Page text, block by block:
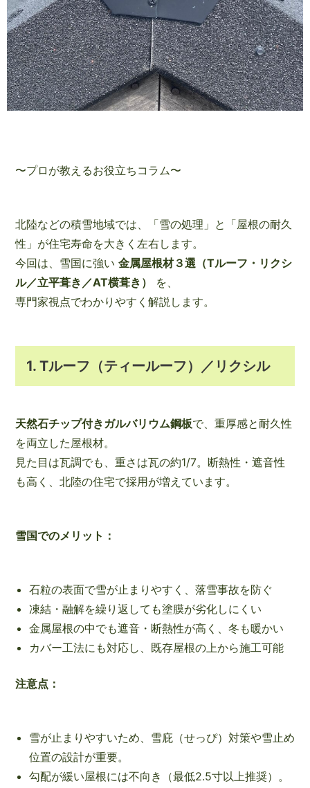
〜プロが教えるお役立ちコラム〜
北陸などの積雪地域では、「雪の処理」と「屋根の耐久
性」が住宅寿命を大きく左右します。
今回は、雪国に強い 金属屋根材３選（Tルーフ・リクシ
ル／立平葺き／AT横葺き）
を、
専門家視点でわかりやすく解説します。
1. Tルーフ（ティールーフ）／リクシル
天然石チップ付きガルバリウム鋼板で、重厚感と耐久性
を両立した屋根材。
見た目は瓦調でも、重さは瓦の約1/7。断熱性・遮音性
も高く、北陸の住宅で採用が増えています。
雪国でのメリット：
石粒の表面で雪が止まりやすく、落雪事故を防ぐ
凍結・融解を繰り返しても塗膜が劣化しにくい
金属屋根の中でも遮音・断熱性が高く、冬も暖かい
カバー工法にも対応し、既存屋根の上から施工可能
注意点：
雪が止まりやすいため、雪庇（せっぴ）対策や雪止め
位置の設計が重要。
勾配が緩い屋根には不向き（最低2.5寸以上推奨）。